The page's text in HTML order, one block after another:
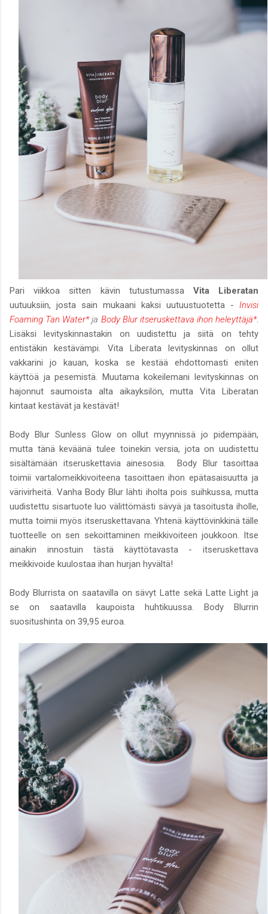
Pari viikkoa sitten kävin tutustumassa Vita Liberatan
uutuuksiin, josta sain mukaani kaksi uutuustuotetta - Invisi
Foaming Tan Water*ja Body Blur itseruskettava ihon heleyttäjä*.
Lisäksi levityskinnastakin on uudistettu ja siitä on tehty
entistäkin kestävämpi. Vita Liberata levityskinnas on ollut
vakkarini jo kauan, koska se kestää ehdottomasti eniten
käyttöä ja pesemistä. Muutama kokeilemani levityskinnas on
hajonnut saumoista alta aikayksilön, mutta Vita Liberatan
kintaat kestävät ja kestävät!
Body Blur Sunless Glow on ollut myynnissä jo pidempään,
mutta tänä keväänä tulee toinekin versia, jota on uudistettu
sisältämään itseruskettavia ainesosia. Body Blur tasoittaa
toimii vartalomeikkivoiteena tasoittaen ihon epätasaisuutta ja
värivirheitä. Vanha Body Blur lähti iholta pois suihkussa, mutta
uudistettu sisartuote luo välittömästi sävyä ja tasoitusta iholle,
mutta toimii myös itseruskettavana. Yhtenä käyttövinkkinä tälle
tuotteelle on sen sekoittaminen meikkivoiteen joukkoon. Itse
ainakin innostuin tästä käyttötavasta - itseruskettava
meikkivoide kuulostaa ihan hurjan hyvältä!
Body Blurrista on saatavilla on sävyt Latte sekä Latte Light ja
se on saatavilla kaupoista huhtikuussa. Body Blurrin
suositushinta on 39,95 euroa.